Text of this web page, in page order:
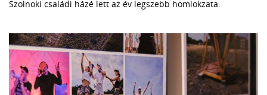
Szolnoki családi házé lett az év legszebb homlokzata.